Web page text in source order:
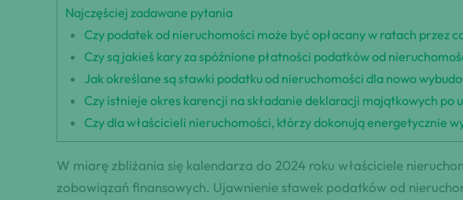
Najczęściej zadawane pytania
Czy podatek od nieruchomości może być opłacany w ratach przez
Czy są jakieś kary za spóźnione płatności podatków od
Jak określane są stawki podatku od nieruchomości dla nowo
Czy istnieje okres karencji na składanie deklaracji majątkowych po
Czy dla właścicieli nieruchomości, którzy dokonują energetycznie
W miarę zbliżania się kalendarza do 2024 roku właściciele
zobowiązań finansowych. Ujawnienie stawek podatków od